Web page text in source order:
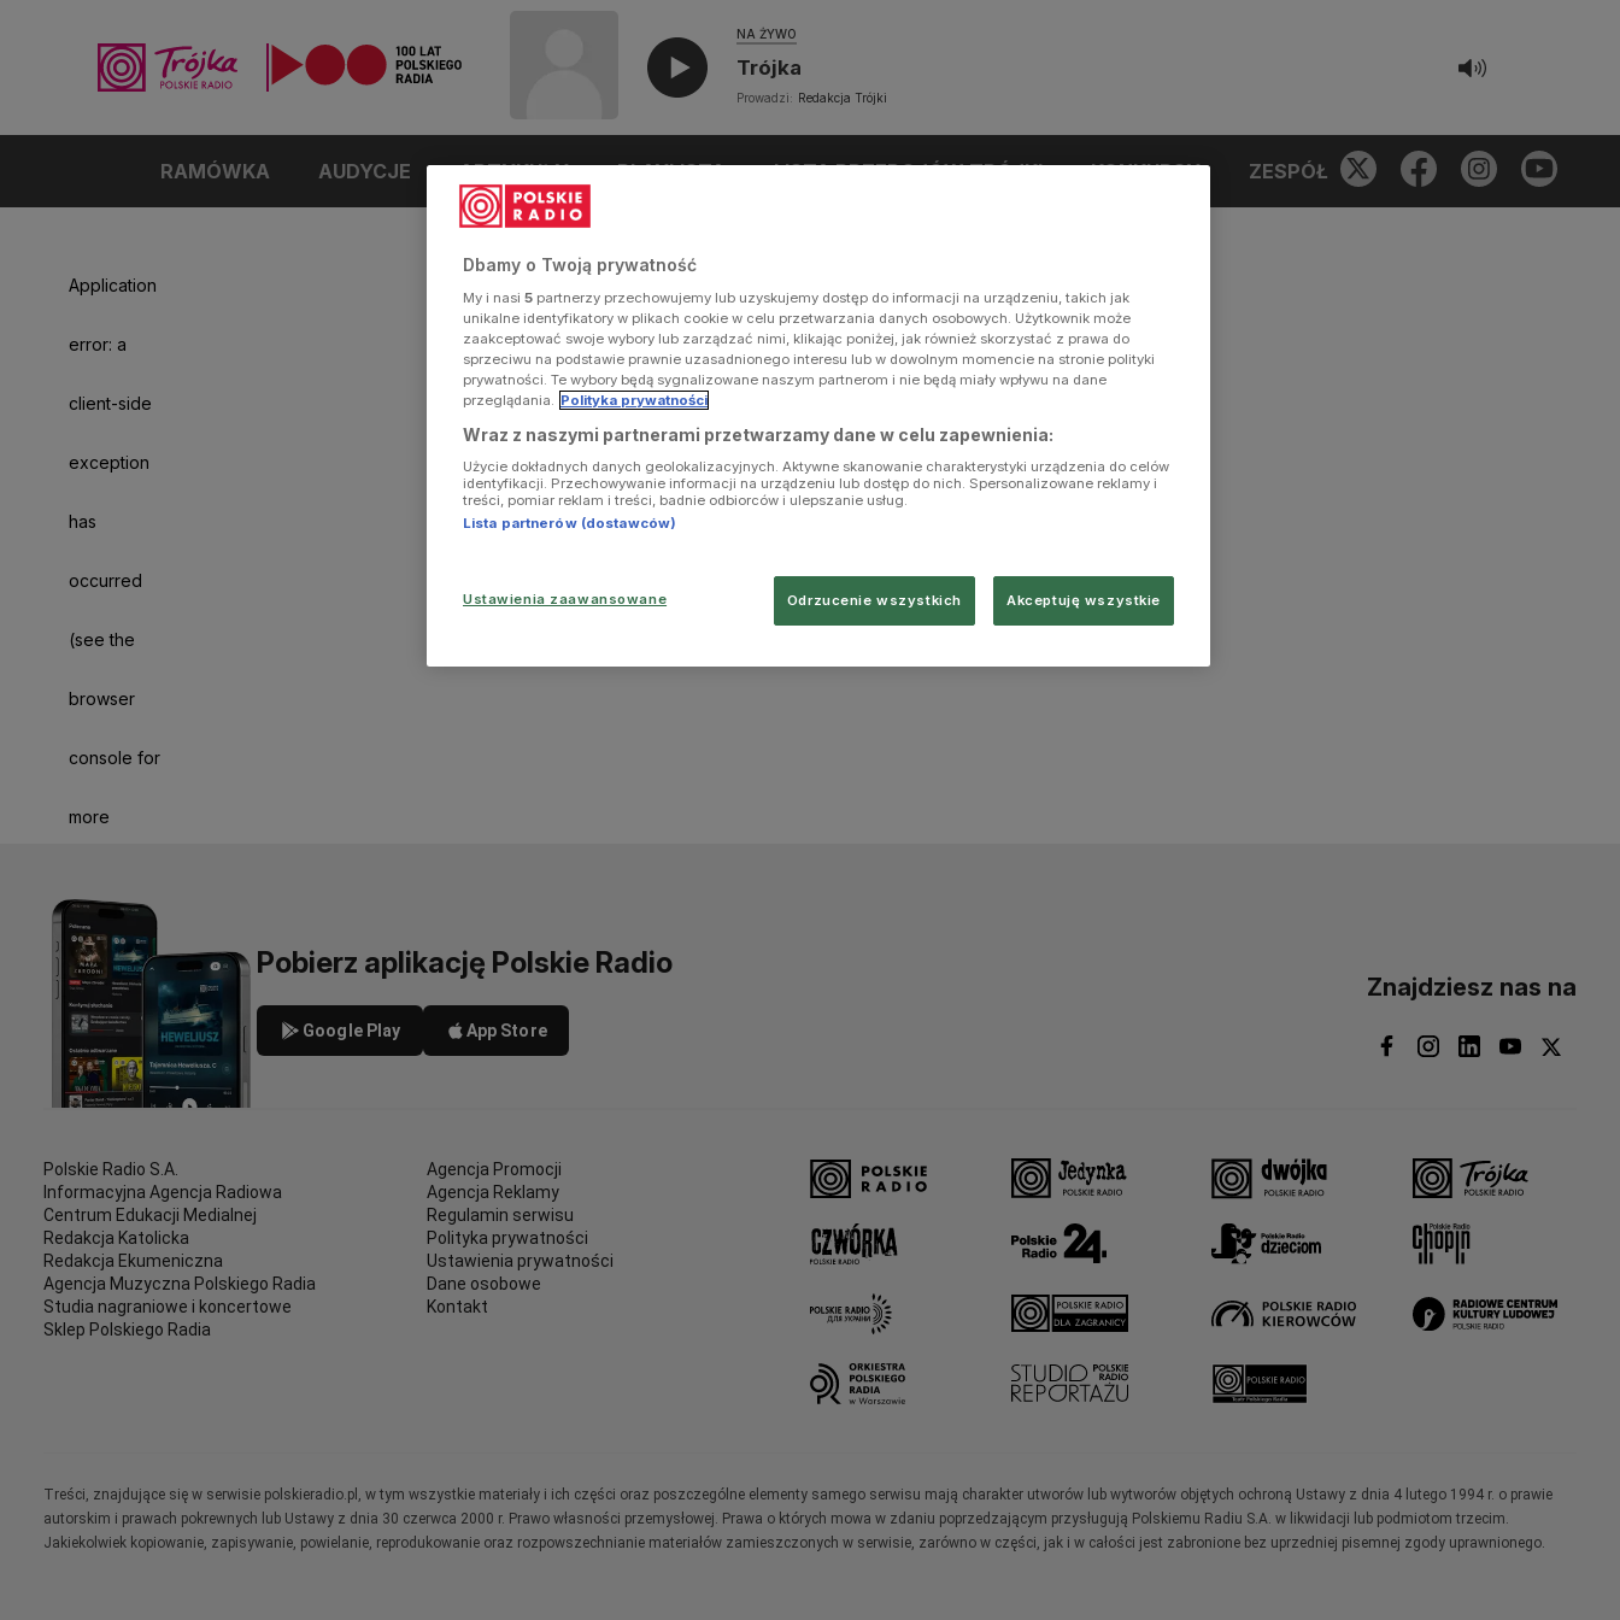
NA ŻYWO
Trójka
Prowadzi: Redakcja Trójki
RAMÓWKA AUDYCJE ARTYKUŁY PLAYLISTA LISTA PRZEBOJÓW TRÓJKI KONKURSY ZESPÓŁ
Application
error: a
client-side
exception
has
occurred
(see the
browser
console for
more
Pobierz aplikację Polskie Radio
Google Play App Store
Znajdziesz nas na
Polskie Radio S.A.
Informacyjna Agencja Radiowa
Centrum Edukacji Medialnej
Redakcja Katolicka
Redakcja Ekumeniczna
Agencja Muzyczna Polskiego Radia
Studia nagraniowe i koncertowe
Sklep Polskiego Radia
Agencja Promocji
Agencja Reklamy
Regulamin serwisu
Polityka prywatności
Ustawienia prywatności
Dane osobowe
Kontakt
Treści, znajdujące się w serwisie polskieradio.pl, w tym wszystkie materiały i ich części oraz poszczególne elementy samego serwisu mają charakter utworów lub wytworów objętych ochroną Ustawy z dnia 4 lutego 1994 r. o prawie
autorskim i prawach pokrewnych lub Ustawy z dnia 30 czerwca 2000 r. Prawo własności przemysłowej. Prawa o których mowa w zdaniu poprzedzającym przysługują Polskiemu Radiu S.A. w likwidacji lub podmiotom trzecim.
Jakiekolwiek kopiowanie, zapisywanie, powielanie, reprodukowanie oraz rozpowszechnianie materiałów zamieszczonych w serwisie, zarówno w części, jak i w całości jest zabronione bez uprzedniej pisemnej zgody uprawnionego.
Dbamy o Twoją prywatność
My i nasi 5 partnerzy przechowujemy lub uzyskujemy dostęp do informacji na urządzeniu, takich jak
unikalne identyfikatory w plikach cookie w celu przetwarzania danych osobowych. Użytkownik może
zaakceptować swoje wybory lub zarządzać nimi, klikając poniżej, jak również skorzystać z prawa do
sprzeciwu na podstawie prawnie uzasadnionego interesu lub w dowolnym momencie na stronie polityki
prywatności. Te wybory będą sygnalizowane naszym partnerom i nie będą miały wpływu na dane
przeglądania. Polityka prywatności
Wraz z naszymi partnerami przetwarzamy dane w celu zapewnienia:
Użycie dokładnych danych geolokalizacyjnych. Aktywne skanowanie charakterystyki urządzenia do celów
identyfikacji. Przechowywanie informacji na urządzeniu lub dostęp do nich. Spersonalizowane reklamy i
treści, pomiar reklam i treści, badnie odbiorców i ulepszanie usług.
Lista partnerów (dostawców)
Ustawienia zaawansowane Odrzucenie wszystkich Akceptuję wszystkie